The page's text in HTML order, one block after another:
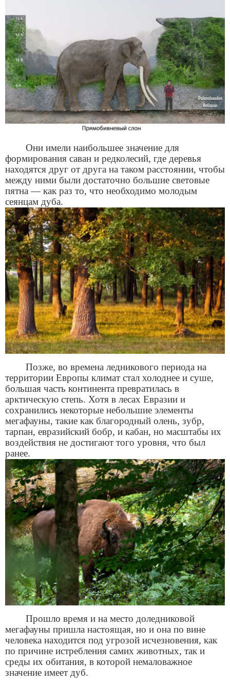
Они имели наибольшее значение для
формирования саван и редколесий, где деревья
находятся друг от друга на таком расстоянии, чтобы
между ними были достаточно большие световые
пятна — как раз то, что необходимо молодым
сеянцам дуба.
Позже, во времена ледникового периода на
территории Европы климат стал холоднее и суше,
большая часть континента превратилась в
арктическую степь. Хотя в лесах Евразии и
сохранились некоторые небольшие элементы
мегафауны, такие как благородный олень, зубр,
тарпан, евразийский бобр, и кабан, но масштабы их
воздействия не достигают того уровня, что был
ранее.
Прошло время и на место доледниковой
мегафауны пришла настоящая, но и она по вине
человека находится под угрозой исчезновения, как
по причине истребления самих животных, так и
среды их обитания, в которой немаловажное
значение имеет дуб.